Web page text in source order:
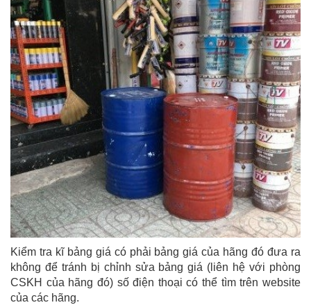
Kiểm tra kĩ bảng giá có phải bảng giá của hãng đó đưa ra
không để tránh bị chỉnh sửa bảng giá (liên hệ với phòng
CSKH của hãng đó) số điện thoại có thể tìm trên website
của các hãng.